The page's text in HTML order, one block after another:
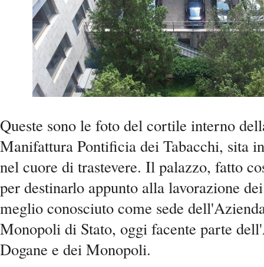
Queste sono le foto del cortile interno
Manifattura Pontificia dei Tabacchi, sita
nel cuore di trastevere. Il palazzo, fatto
per destinarlo appunto alla lavorazione
meglio conosciuto come sede
Monopoli di Stato, oggi facente parte
Dogane e dei Monopoli.